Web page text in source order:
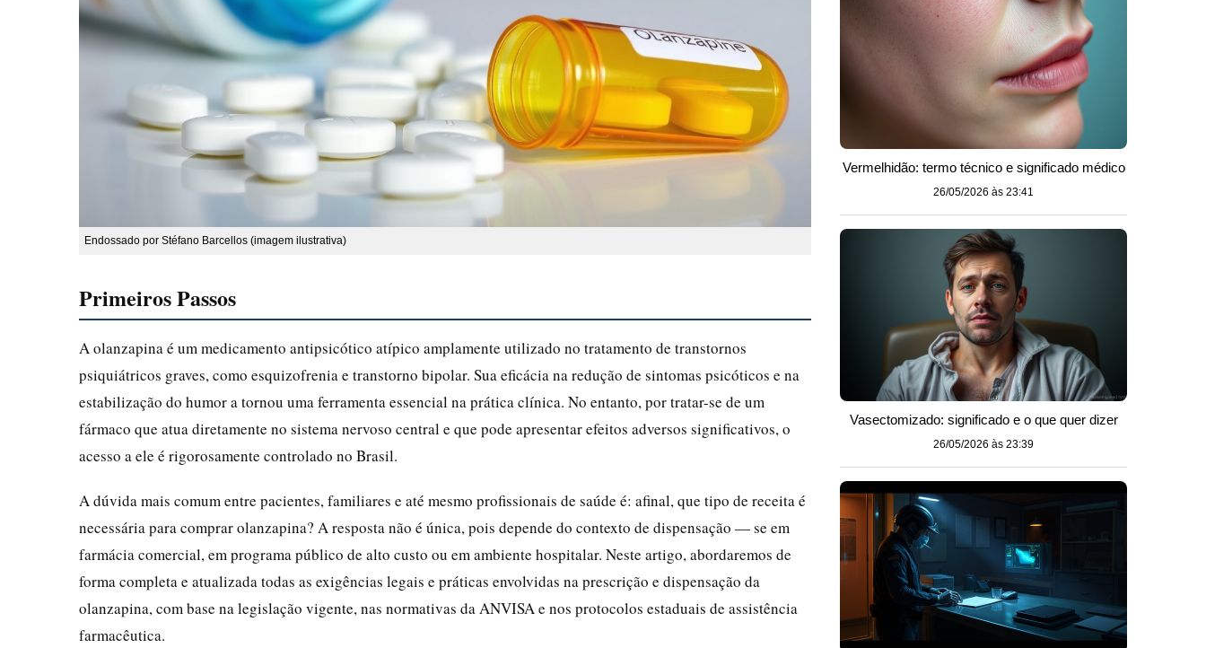
Endossado por Stéfano Barcellos (imagem ilustrativa)
Primeiros Passos
A olanzapina é um medicamento antipsicótico atípico amplamente utilizado no tratamento de transtornos
psiquiátricos graves, como esquizofrenia e transtorno bipolar. Sua eficácia na redução de sintomas psicóticos e na
estabilização do humor a tornou uma ferramenta essencial na prática clínica. No entanto, por tratar-se de um
fármaco que atua diretamente no sistema nervoso central e que pode apresentar efeitos adversos significativos, o
acesso a ele é rigorosamente controlado no Brasil.
A dúvida mais comum entre pacientes, familiares e até mesmo profissionais de saúde é: afinal, que tipo de receita é
necessária para comprar olanzapina? A resposta não é única, pois depende do contexto de dispensação — se em
farmácia comercial, em programa público de alto custo ou em ambiente hospitalar. Neste artigo, abordaremos de
forma completa e atualizada todas as exigências legais e práticas envolvidas na prescrição e dispensação da
olanzapina, com base na legislação vigente, nas normativas da ANVISA e nos protocolos estaduais de assistência
farmacêutica.
Vermelhidão: termo técnico e significado médico
26/05/2026 às 23:41
Vasectomizado: significado e o que quer dizer
26/05/2026 às 23:39